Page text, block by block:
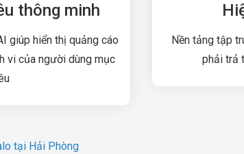
thông minh
giúp hiển thị quảng cáo
vi của người dùng mục
Nền tảng tập
phải trả
tại Hải Phòng